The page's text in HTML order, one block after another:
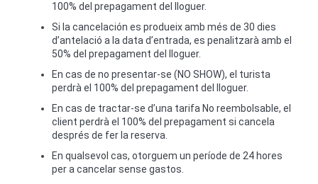
100% del prepagament del lloguer.
Si la cancelación es produeix amb més de 30 dies
d’antelació a la data d’entrada, es penalitzarà amb el
50% del prepagament del lloguer.
En cas de no presentar-se (NO SHOW), el turista
perdrà el 100% del prepagament del lloguer.
En cas de tractar-se d’una tarifa No reembolsable, el
client perdrà el 100% del prepagament si cancela
després de fer la reserva.
En qualsevol cas, otorguem un període de 24 hores
per a cancelar sense gastos.